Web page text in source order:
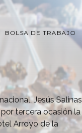
BOLSA DE TRABAJO
Jesús Salinas
tercera ocasión la
Arroyo de la